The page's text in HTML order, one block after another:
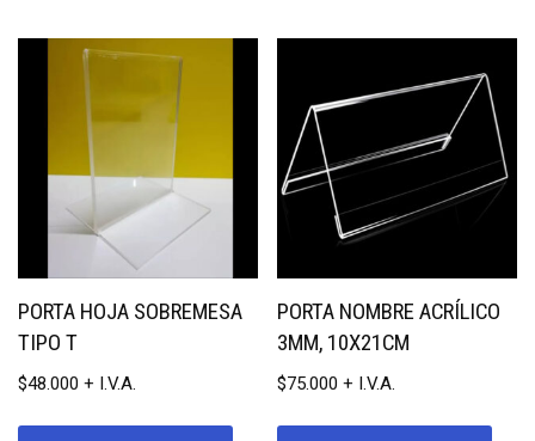
PORTA HOJA SOBREMESA
TIPO T
$48.000
PORTA NOMBRE ACRÍLICO
3MM, 10X21CM
$75.000